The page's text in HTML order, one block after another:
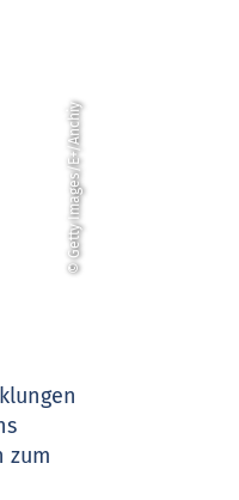
© Getty Images/E+/Anchiy
zum